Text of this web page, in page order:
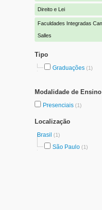
Direito e Lei
Faculdades Integradas
Salles
Tipo
Graduações (1)
Modalidade de Ensino
Presenciais (1)
Localização
Brasil (1)
São Paulo (1)